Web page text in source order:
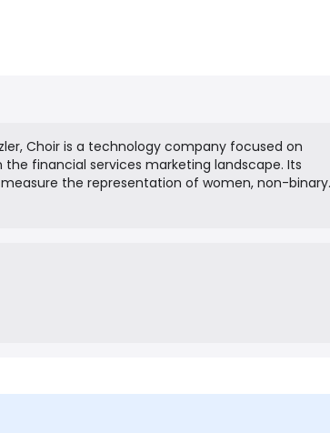
Choir is a technology company focused on
financial services marketing landscape. Its
the representation of women, non-binary
conferences, and teams. Choir also provides a